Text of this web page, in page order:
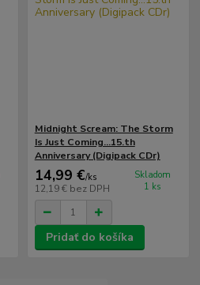
Midnight Scream: The Storm
Is Just Coming...15.th
Anniversary (Digipack CDr)
14,99 €/ks
12,19 € bez DPH
Skladom
1 ks
Pridať do košíka